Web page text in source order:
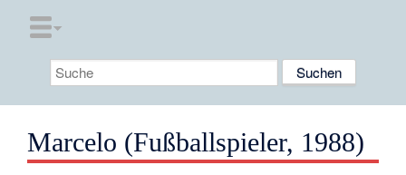
Marcelo (Fußballspieler, 1988)